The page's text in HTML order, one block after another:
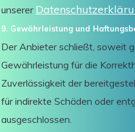
unserer
9. Gewährleistung und
Der Anbieter schließt, soweit
Gewährleistung für die
Zuverlässigkeit der
für indirekte Schäden oder
ausgeschlossen.